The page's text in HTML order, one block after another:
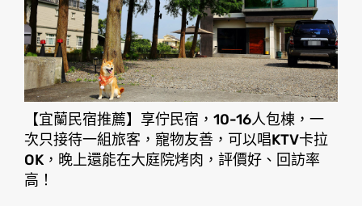
【宜蘭民宿推薦】享佇民宿，10-16人包棟，一
次只接待一組旅客，寵物友善，可以唱KTV卡拉
OK，晚上還能在大庭院烤肉，評價好、回訪率
高！